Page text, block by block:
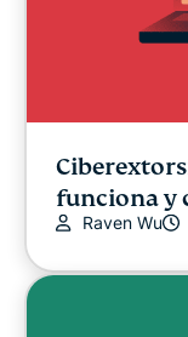
funciona y
Raven Wu